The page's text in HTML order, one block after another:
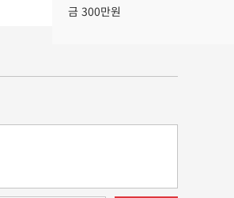
금 300만원